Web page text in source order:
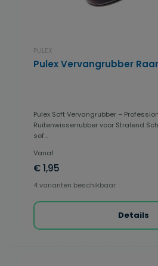
PULEX
Pulex Vervangrubber
Pulex Soft Vervangrubber –
Ruitenwisserrubber voor Stralend
sof...
Vanaf
€ 1,95
4 varianten beschikbaar
Details